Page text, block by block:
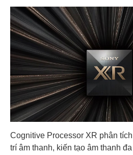
Cognitive Processor XR phân
trí âm thanh, kiến tạo âm thanh